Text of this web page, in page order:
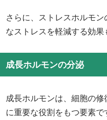
さらに、ストレスホルモ
なストレスを軽減する効果
成長ホルモンの分泌
成長ホルモンは、細胞の
に重要な役割をもつ要素